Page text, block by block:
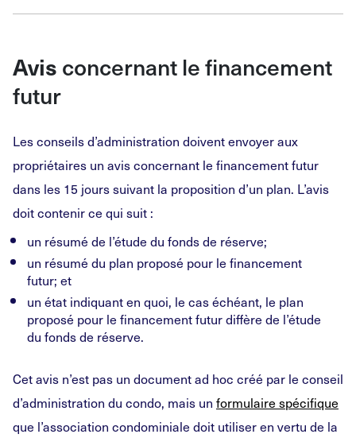
Avis concernant le financement
futur
Les conseils d’administration doivent envoyer aux
propriétaires un avis concernant le financement futur
dans les 15 jours suivant la proposition d’un plan. L’avis
doit contenir ce qui suit :
un résumé de l’étude du fonds de réserve;
un résumé du plan proposé pour le financement
futur; et
un état indiquant en quoi, le cas échéant, le plan
proposé pour le financement futur diffère de l’étude
du fonds de réserve.
Cet avis n’est pas un document ad hoc créé par le conseil
d’administration du condo, mais un formulaire spécifique
que l’association condominiale doit utiliser en vertu de la